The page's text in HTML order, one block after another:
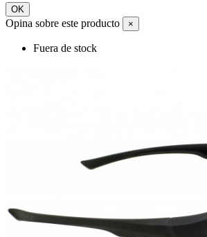
OK
Opina sobre este producto ×
Fuera de stock